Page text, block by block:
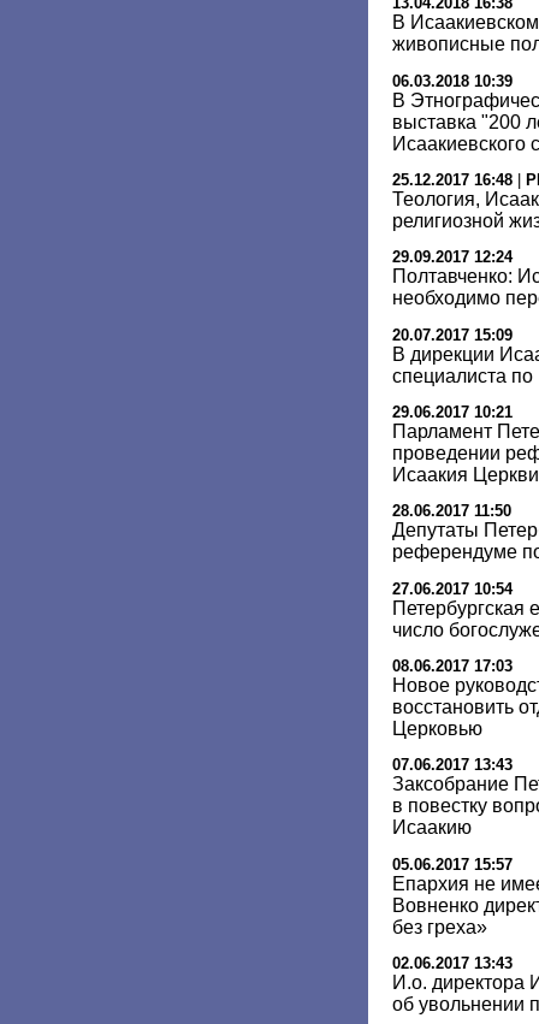
В
живописные
06.03.2018 10:39
В
выставка "200
Исаакиевского
25.12.2017 16:48
Теология,
религиозной
29.09.2017 12:24
Полтавченко:
необходимо
20.07.2017 15:09
В дирекции
специалиста
29.06.2017 10:21
Парламент
проведении
Исаакия Церкви
28.06.2017 11:50
Депутаты
референдуме
27.06.2017 10:54
Петербургская
число
08.06.2017 17:03
Новое
восстановить
Церковью
07.06.2017 13:43
Заксобрание
в повестку
Исаакию
05.06.2017 15:57
Епархия не
Вовненко
без греха»
02.06.2017 13:43
И.о. директора
об увольнении